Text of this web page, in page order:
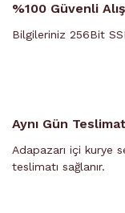
%100 Güvenli
Bilgileriniz 256Bit
Aynı Gün Teslimat
Adapazarı içi kurye
teslimatı sağlanır.